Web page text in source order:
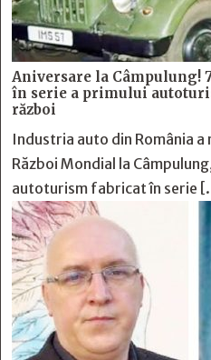
Aniversare la Câmpulung!
în serie a primului
război
Industria auto din România a
Război Mondial la
autoturism fabricat în serie